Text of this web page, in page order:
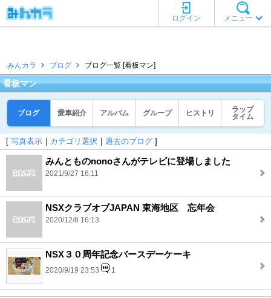
メニュー
ログイン
みんカラ ブログ ブログ一覧 [看板マン]
看板マン
ブログ 愛車紹介 アルバム グループ ヒストリ
ラップ
タイム
[ 写真表示 ｜ カテゴリ選択 ｜ 過去のブログ ]
みんとものnonoさんがテレビに登場しました
2021/9/27 16:11
NSXクラブオブJAPAN 東海地区 忘年会
2020/12/8 16:13
NSX３０周年記念バースデーケーキ
2020/9/19 23:53 1